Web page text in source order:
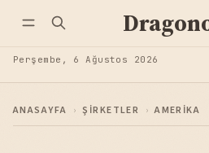
Perşembe, 6 Ağustos 2026
ANASAYFA › ŞIRKETLER › AMERIKA